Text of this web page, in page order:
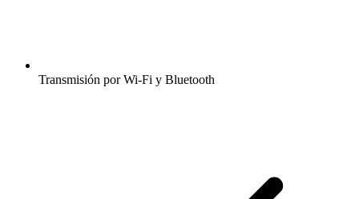
Transmisión por Wi-Fi y Bluetooth